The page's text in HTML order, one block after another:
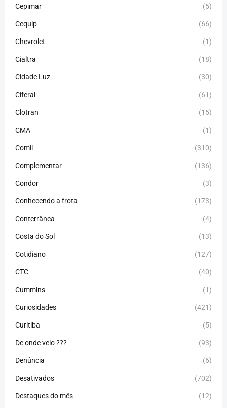
Cepimar (5)
Cequip (66)
Chevrolet (1)
Cialtra (18)
Cidade Luz (30)
Ciferal (61)
Clotran (15)
CMA (1)
Comil (310)
Complementar (136)
Condor (3)
Conhecendo a frota (173)
Conterrânea (4)
Costa do Sol (13)
Cotidiano (127)
CTC (40)
Cummins (1)
Curiosidades (421)
Curitiba (5)
De onde veio ??? (93)
Denúncia (6)
Desativados (702)
Destaques do mês (12)